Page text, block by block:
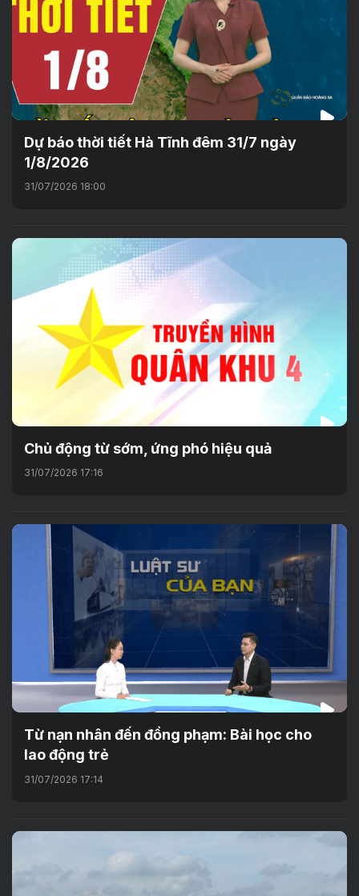
Dự báo thời tiết Hà Tĩnh đêm 31/7 ngày
1/8/2026
31/07/2026 18:00
Chủ động từ sớm, ứng phó hiệu quả
31/07/2026 17:16
Từ nạn nhân đến đồng phạm: Bài học cho
lao động trẻ
31/07/2026 17:14